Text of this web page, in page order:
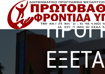
Μετάβαση
στο
περιεχόμενο